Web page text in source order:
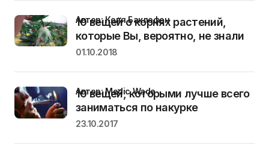
10 вещей о корнях растений,
которые Вы, вероятно, не знали
Автор: Коля Баклофен
01.10.2018
10 вещей, которыми лучше всего
заниматься по накурке
Автор: Medic Wade
23.10.2017